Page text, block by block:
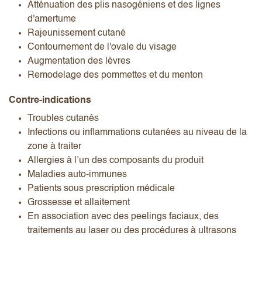
Atténuation des plis nasogéniens et des lignes
d'amertume
Rajeunissement cutané
Contournement de l'ovale du visage
Augmentation des lèvres
Remodelage des pommettes et du menton
Contre-indications
Troubles cutanés
Infections ou inflammations cutanées au niveau de la
zone à traiter
Allergies à l’un des composants du produit
Maladies auto-immunes
Patients sous prescription médicale
Grossesse et allaitement
En association avec des peelings faciaux, des
traitements au laser ou des procédures à ultrasons